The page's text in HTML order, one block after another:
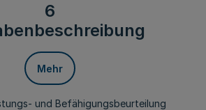
6
Mehr
und Befähigungsbeurteilung